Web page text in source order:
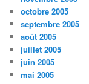
octobre 2005
septembre 2005
août 2005
juillet 2005
juin 2005
mai 2005